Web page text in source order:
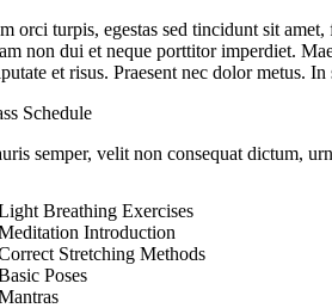
orci turpis, egestas sed tincidunt sit
non dui et neque porttitor imperdiet.
et risus. Praesent nec dolor metus.
Schedule
semper, velit non consequat dictum,
Breathing Exercises
Introduction
Stretching Methods
Poses